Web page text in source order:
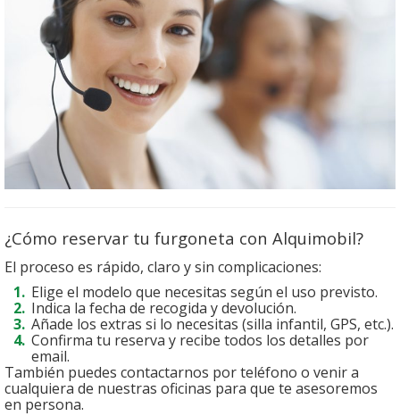
¿Cómo reservar tu furgoneta con Alquimobil?
El proceso es rápido, claro y sin complicaciones:
Elige el modelo que necesitas según el uso previsto.
Indica la fecha de recogida y devolución.
Añade los extras si lo necesitas (silla infantil, GPS, etc.).
Confirma tu reserva y recibe todos los detalles por
email.
También puedes contactarnos por teléfono o venir a
cualquiera de nuestras oficinas para que te asesoremos
en persona.